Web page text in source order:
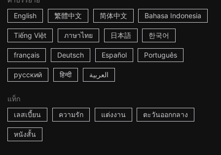
English
繁體中文 简体中文 Bahasa Indonesia
Tiếng Việt ภาษาไทย 日本語 한국어
français Deutsch Español Português
русский हिन्दी العربية
แท็ก
เลสเบี้ยน
ความรัก แต่งงาน ตะวันออกกลาง
หนังสั้น